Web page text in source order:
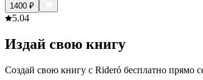
1400 ₽
5.04
Издай свою книгу
Создай свою книгу с Rideró бесплатно прямо